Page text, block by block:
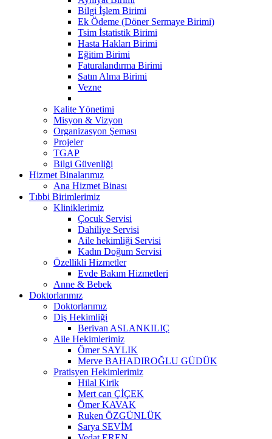
Bilgi İşlem Birimi
Ek Ödeme (Döner Sermaye Birimi)
Tsim İstatistik Birimi
Hasta Hakları Birimi
Eğitim Birimi
Faturalandırma Birimi
Satın Alma Birimi
Vezne
Kalite Yönetimi
Misyon & Vizyon
Organizasyon Şeması
Projeler
TGAP
Bilgi Güvenliği
Hizmet Binalarımız
Ana Hizmet Binası
Tıbbi Birimlerimiz
Kliniklerimiz
Çocuk Servisi
Dahiliye Servisi
Aile hekimliği Servisi
Kadın Doğum Servisi
Özellikli Hizmetler
Evde Bakım Hizmetleri
Anne & Bebek
Doktorlarımız
Doktorlarımız
Diş Hekimliği
Berivan ASLANKILIÇ
Aile Hekimlerimiz
Ömer SAYLIK
Merve BAHADIROĞLU GÜDÜK
Pratisyen Hekimlerimiz
Hilal Kirik
Mert can ÇİÇEK
Ömer KAVAK
Ruken ÖZGÜNLÜK
Sarya SEVİM